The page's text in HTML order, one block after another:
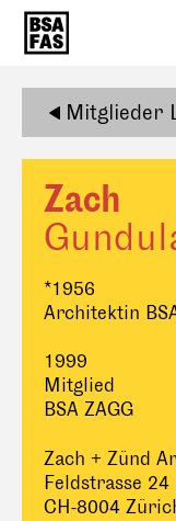
Mitglieder
Zach
*1956
Architektin
1999
Mitglied
BSA ZAGG
Zach + Zünd
Feldstrasse 24
CH-8004